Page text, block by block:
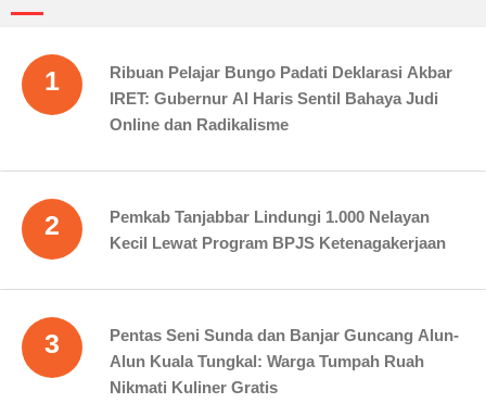
1
Ribuan Pelajar Bungo Padati Deklarasi Akbar
IRET: Gubernur Al Haris Sentil Bahaya Judi
Online dan Radikalisme
2
Pemkab Tanjabbar Lindungi 1.000 Nelayan
Kecil Lewat Program BPJS Ketenagakerjaan
3
Pentas Seni Sunda dan Banjar Guncang Alun-
Alun Kuala Tungkal: Warga Tumpah Ruah
Nikmati Kuliner Gratis